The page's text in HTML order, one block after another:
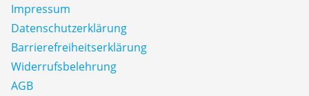
Impressum
Datenschutz­erklärung
Barrierefreiheitserklärung
Widerrufsbelehrung
AGB